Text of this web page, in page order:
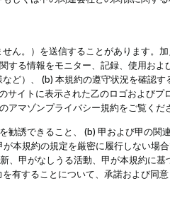
ん。）を送信することがあります。加
する情報をモニター、記録、使用およ
ど）、 (b) 本規約の遵守状況を確認す
サイトに表示された乙のロゴおよびプ
アマゾンプライバシー規約をご覧くだ
勧誘できること、 (b) 甲および甲の関
本規約の規定を厳密に履行しない場
、甲がなしうる活動、甲が本規約に基
有することについて、承諾および同意